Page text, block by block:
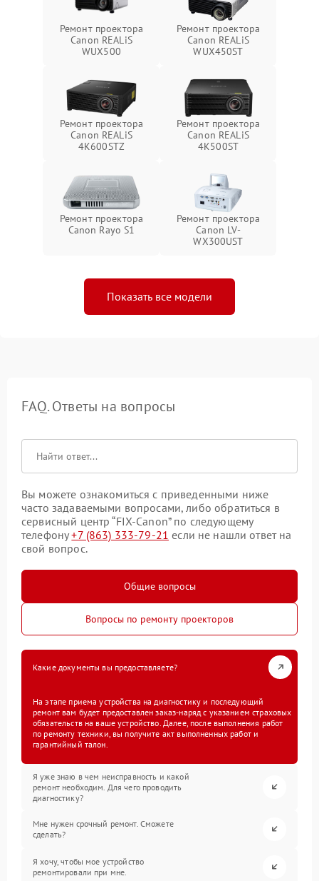
Ремонт проектора
Canon REALiS
WUX500
Ремонт проектора
Canon REALiS
WUX450ST
Ремонт проектора
Canon REALiS
4K600STZ
Ремонт проектора
Canon REALiS
4K500ST
Ремонт проектора
Canon Rayo S1
Ремонт проектора
Canon LV-
WX300UST
Показать все модели
FAQ. Ответы на вопросы
Вы можете ознакомиться с приведенными ниже
часто задаваемыми вопросами, либо обратиться в
сервисный центр “FIX-Canon” по следующему
телефону+7 (863) 333-79-21 если не нашли ответ на
свой вопрос.
Общие вопросы
Вопросы по ремонту проекторов
Какие документы вы предоставляете?
На этапе приема устройства на диагностику и последующий
ремонт вам будет предоставлен заказ-наряд с указанием страховых
обязательств на ваше устройство. Далее, после выполнения работ
по ремонту техники, вы получите акт выполненных работ и
гарантийный талон.
Я уже знаю в чем неисправность и какой
ремонт необходим. Для чего проводить
диагностику?
Мне нужен срочный ремонт. Сможете
сделать?
Я хочу, чтобы мое устройство
ремонтировали при мне.